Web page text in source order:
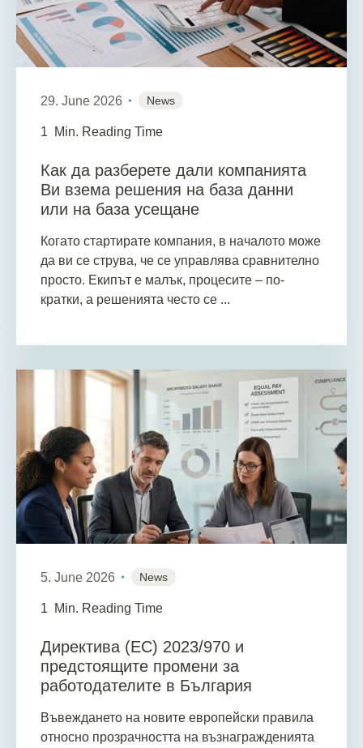
29. June 2026 News
1 Min. Reading Time
Как да разберете дали компанията
Ви взема решения на база данни
или на база усещане
Когато стартирате компания, в началото може
да ви се струва, че се управлява сравнително
просто. Екипът е малък, процесите – по-
кратки, а решенията често се ...
5. June 2026 News
1 Min. Reading Time
Директива (ЕС) 2023/970 и
предстоящите промени за
работодателите в България
Въвеждането на новите европейски правила
относно прозрачността на възнагражденията